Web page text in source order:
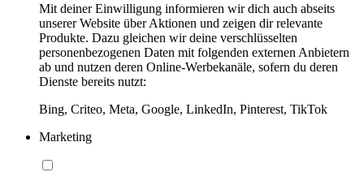
Mit deiner Einwilligung informieren wir dich auch abseits
unserer Website über Aktionen und zeigen dir relevante
Produkte. Dazu gleichen wir deine verschlüsselten
personenbezogenen Daten mit folgenden externen Anbietern
ab und nutzen deren Online-Werbekanäle, sofern du deren
Dienste bereits nutzt:
Bing, Criteo, Meta, Google, LinkedIn, Pinterest, TikTok
Marketing